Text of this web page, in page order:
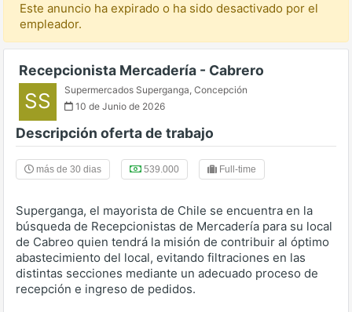
Este anuncio ha expirado o ha sido desactivado por el
empleador.
Recepcionista Mercadería - Cabrero
SS Supermercados Superganga, Concepción
10 de Junio de 2026
Descripción oferta de trabajo
más de 30 dias 539.000 Full-time
Superganga, el mayorista de Chile se encuentra en la
búsqueda de Recepcionistas de Mercadería para su local
de Cabreo quien tendrá la misión de contribuir al óptimo
abastecimiento del local, evitando filtraciones en las
distintas secciones mediante un adecuado proceso de
recepción e ingreso de pedidos.